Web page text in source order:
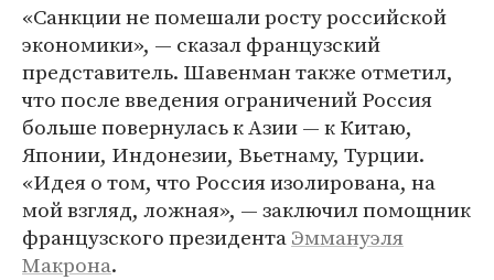
«Санкции не помешали росту российской
экономики», — сказал французский
представитель. Шавенман также отметил,
что после введения ограничений Россия
больше повернулась к Азии — к Китаю,
Японии, Индонезии, Вьетнаму, Турции.
«Идея о том, что Россия изолирована, на
мой взгляд, ложная», — заключил помощник
французского президентаЭммануэля
Макрона.